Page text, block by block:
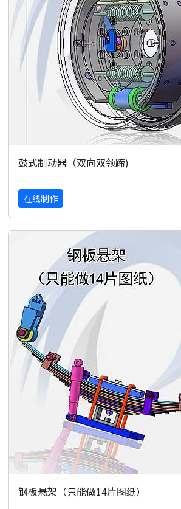
鼓式制动器（双向双领蹄)
在线制作
钢板悬架（只能做14片图纸）